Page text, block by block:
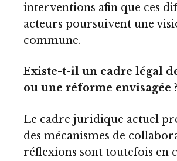
interventions afin que ces
acteurs poursuivent une
commune.
Existe-t-il un cadre légal
ou une réforme envisagée ?
Le cadre juridique actuel
des mécanismes de
réflexions sont toutefois en